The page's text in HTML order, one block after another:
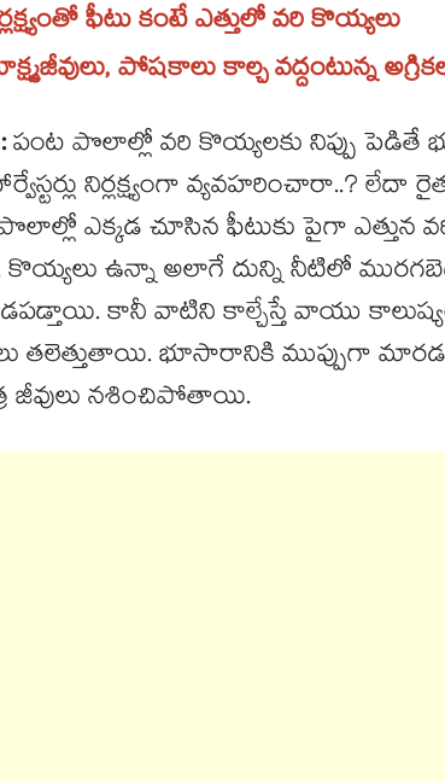
ఫీటు కంటే ఎత్తులో వరి కొయ్యలు
పోషకాలు కాల్చ వద్దంటున్న
పంట పొలాల్లో వరి కొయ్యలకు నిప్పు పెడితే
నిర్లక్ష్యంగా వ్యవహరించారా..? లేదా
ఎక్కడ చూసిన ఫీటుకు పైగా ఎత్తున
కొయ్యలు ఉన్నా అలాగే దున్ని నీటిలో
కానీ వాటిని కాల్చేస్తే వాయు
తలెత్తుతాయి. భూసారానికి ముప్పుగా
జీవులు నశించిపోతాయి.